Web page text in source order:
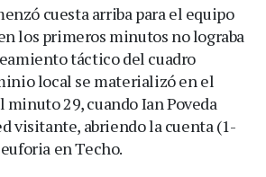
cuesta arriba para el equipo
los primeros minutos no lograba
táctico del cuadro
local se materializó en el
minuto 29, cuando Ian Poveda
visitante, abriendo la cuenta (1-
en Techo.